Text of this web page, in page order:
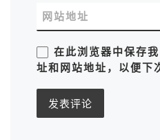
网站地址
在此浏览器中保存
址和网站地址，以便下